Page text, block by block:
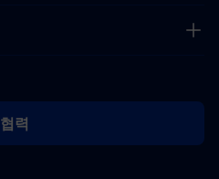
협력